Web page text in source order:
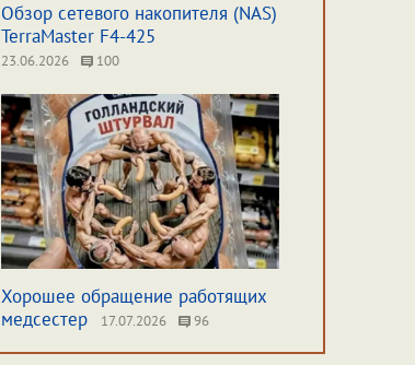
Обзор сетевого накопителя (NAS)
TerraMaster F4-425
23.06.2026 100
Хорошее обращение работящих
медсестер
17.07.2026 96